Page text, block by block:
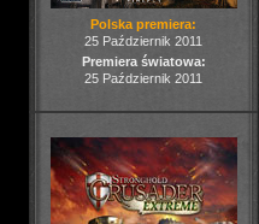
Polska premiera:
25 Październik 2011
Premiera światowa:
25 Październik 2011